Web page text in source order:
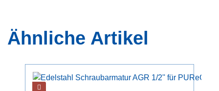
Ähnliche Artikel